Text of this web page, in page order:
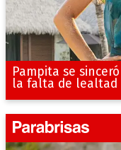
Pampita se
la falta de lealtad